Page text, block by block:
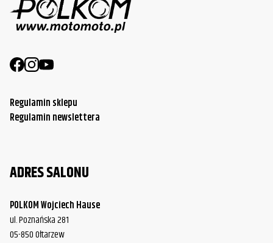
Regulamin sklepu
Regulamin newslettera
ADRES SALONU
POLKOM Wojciech Hause
ul. Poznańska 281
05-850 Ołtarzew